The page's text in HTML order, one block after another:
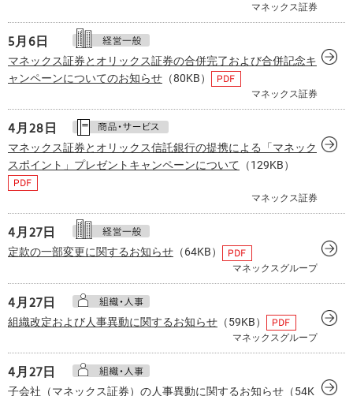
マネックス証券
5月6日
マネックス証券とオリックス証券の合併完了および合併記念キ
ャンペーンについてのお知らせ （80KB）
マネックス証券
4月28日
マネックス証券とオリックス信託銀行の提携による「マネック
スポイント」プレゼントキャンペーンについて （129KB）
マネックス証券
4月27日
定款の一部変更に関するお知らせ （64KB）
マネックスグループ
4月27日
組織改定および人事異動に関するお知らせ （59KB）
マネックスグループ
4月27日
子会社（マネックス証券）の人事異動に関するお知らせ （54K